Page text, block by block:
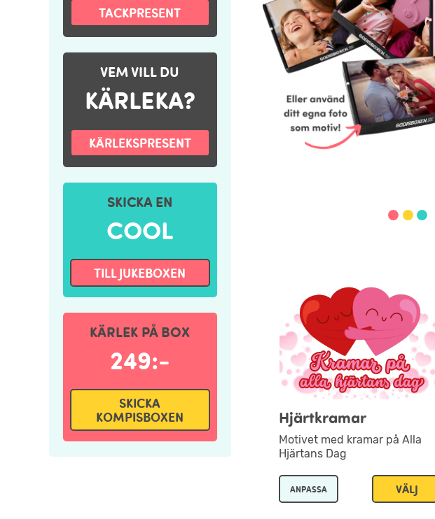
TACKPRESENT
VEM VILL DU
KÄRLEKA?
KÄRLEKSPRESENT
SKICKA EN
COOL
TILL JUKEBOXEN
KÄRLEK PÅ BOX
249:-
SKICKA
KOMPISBOXEN
Hjärtkramar
Motivet med kramar på Alla
Hjärtans Dag
ANPASSA VÄLJ